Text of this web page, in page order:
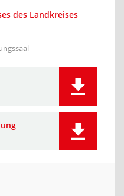
des Landkreises